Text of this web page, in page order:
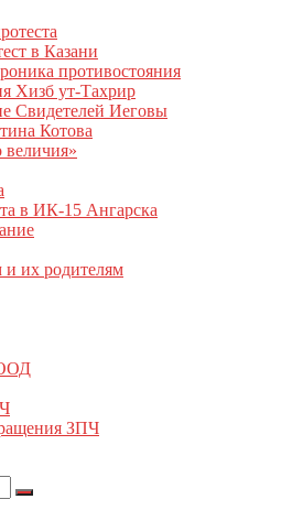
в Казани
противостояния
Хизб ут-Тахрир
Свидетелей Иеговы
Котова
в ИК-15 Ангарска
их родителям
ЗПЧ